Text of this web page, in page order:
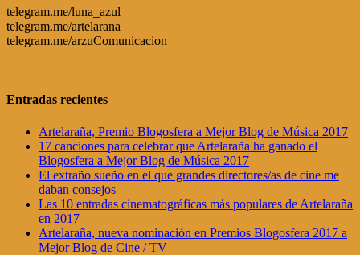
telegram.me/luna_azul
telegram.me/artelarana
telegram.me/arzuComunicacion
Entradas recientes
Artelaraña, Premio Blogosfera a Mejor Blog de Música 2017
17 canciones para celebrar que Artelaraña ha ganado el
Blogosfera a Mejor Blog de Música 2017
El extraño sueño en el que grandes directores/as de cine me
daban consejos
Las 10 entradas cinematográficas más populares de Artelaraña
en 2017
Artelaraña, nueva nominación en Premios Blogosfera 2017 a
Mejor Blog de Cine / TV